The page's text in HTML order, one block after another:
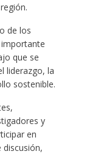
de los
que se
liderazgo, la
sostenible.
y
en
discusión,